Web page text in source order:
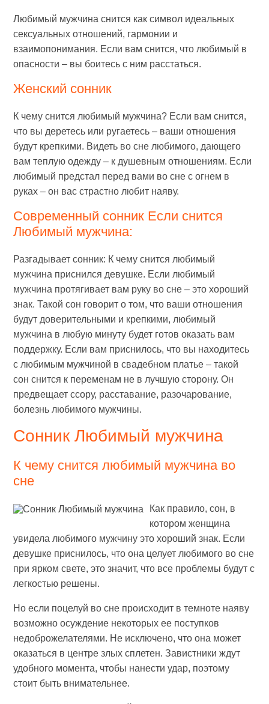
Любимый мужчина снится как символ идеальных
сексуальных отношений, гармонии и
взаимопонимания. Если вам снится, что любимый в
опасности – вы боитесь с ним расстаться.
Женский сонник
К чему снится любимый мужчина? Если вам снится,
что вы деретесь или ругаетесь – ваши отношения
будут крепкими. Видеть во сне любимого, дающего
вам теплую одежду – к душевным отношениям. Если
любимый предстал перед вами во сне с огнем в
руках – он вас страстно любит наяву.
Современный сонник Если снится
Любимый мужчина:
Разгадывает сонник: К чему снится любимый
мужчина приснился девушке. Если любимый
мужчина протягивает вам руку во сне – это хороший
знак. Такой сон говорит о том, что ваши отношения
будут доверительными и крепкими, любимый
мужчина в любую минуту будет готов оказать вам
поддержку. Если вам приснилось, что вы находитесь
с любимым мужчиной в свадебном платье – такой
сон снится к переменам не в лучшую сторону. Он
предвещает ссору, расставание, разочарование,
болезнь любимого мужчины.
Сонник Любимый мужчина
К чему снится любимый мужчина во
сне
Как правило, сон, в
котором женщина
увидела любимого мужчину это хороший знак. Если
девушке приснилось, что она целует любимого во сне
при ярком свете, это значит, что все проблемы будут с
легкостью решены.
Но если поцелуй во сне происходит в темноте наяву
возможно осуждение некоторых ее поступков
недоброжелателями. Не исключено, что она может
оказаться в центре злых сплетен. Завистники ждут
удобного момента, чтобы нанести удар, поэтому
стоит быть внимательнее.